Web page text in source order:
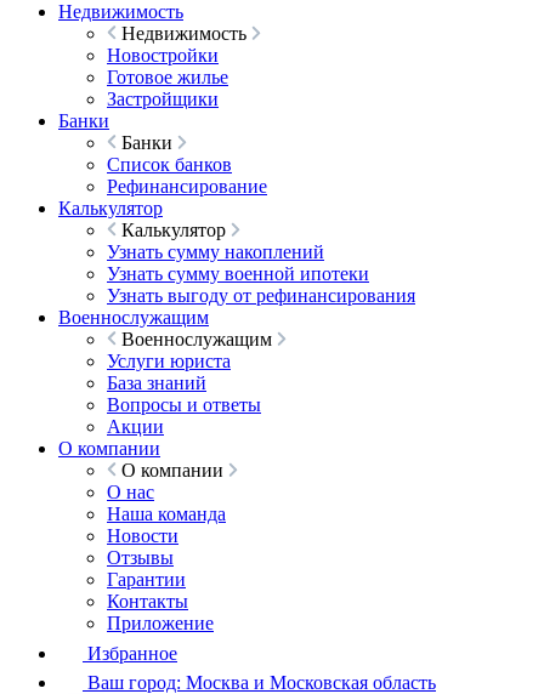
Недвижимость
Недвижимость
Новостройки
Готовое жилье
Застройщики
Банки
Банки
Список банков
Рефинансирование
Калькулятор
Калькулятор
Узнать сумму накоплений
Узнать сумму военной ипотеки
Узнать выгоду от рефинансирования
Военнослужащим
Военнослужащим
Услуги юриста
База знаний
Вопросы и ответы
Акции
О компании
О компании
О нас
Наша команда
Новости
Отзывы
Гарантии
Контакты
Приложение
Избранное
Ваш город: Москва и Московская область